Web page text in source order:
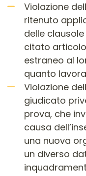
Violazione
ritenuto
delle
citato
estraneo al
quanto
Violazione
giudicato
prova, che
causa
una nuova
un diverso